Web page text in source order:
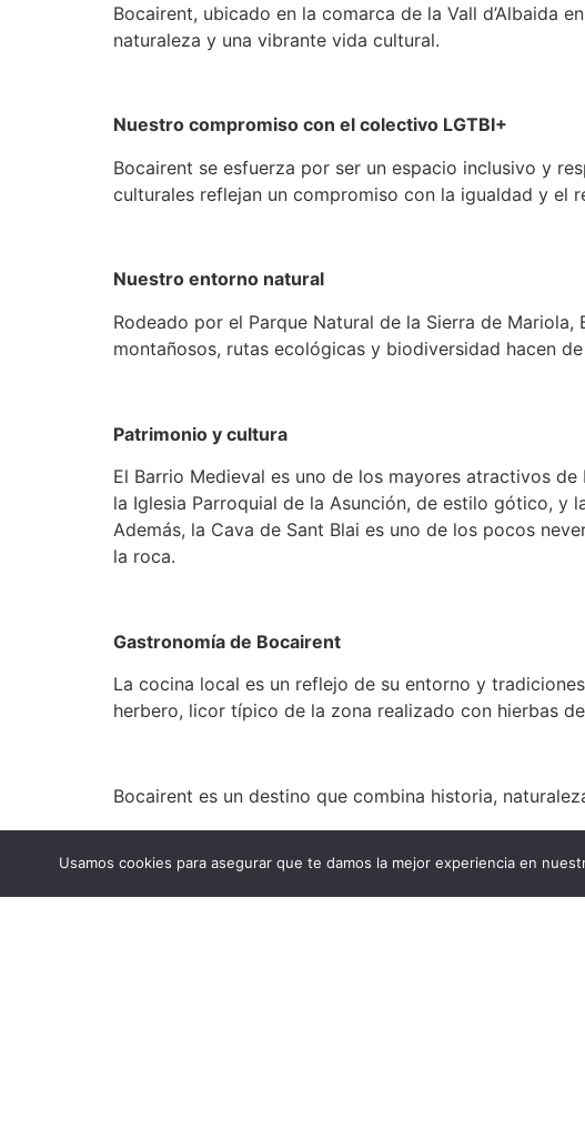
Bocairent, ubicado en la comarca de la Vall d’Albaida
naturaleza y una vibrante vida cultural.
Nuestro compromiso con el colectivo LGTBI+
Bocairent se esfuerza por ser un espacio inclusivo y
culturales reflejan un compromiso con la igualdad y el
Nuestro entorno natural
Rodeado por el Parque Natural de la Sierra de
montañosos, rutas ecológicas y biodiversidad hacen
Patrimonio y cultura
El Barrio Medieval es uno de los mayores atractivos
la Iglesia Parroquial de la Asunción, de estilo gótico, y
Además, la Cava de Sant Blai es uno de los pocos
la roca.
Gastronomía de Bocairent
La cocina local es un reflejo de su entorno y
herbero, licor típico de la zona realizado con hierbas
Bocairent es un destino que combina historia,
@aj_bocairent @turismebocairent
Usamos cookies para asegurar que te damos la mejor experiencia en